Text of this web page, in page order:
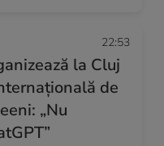
22:53
la Cluj
de
„Nu